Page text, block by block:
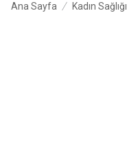
Ana Sayfa Kadın Sağlığı